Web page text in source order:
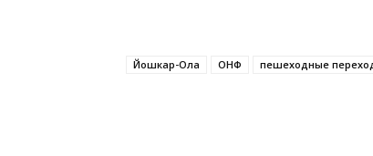
Йошкар-Ола ОНФ пешеходные